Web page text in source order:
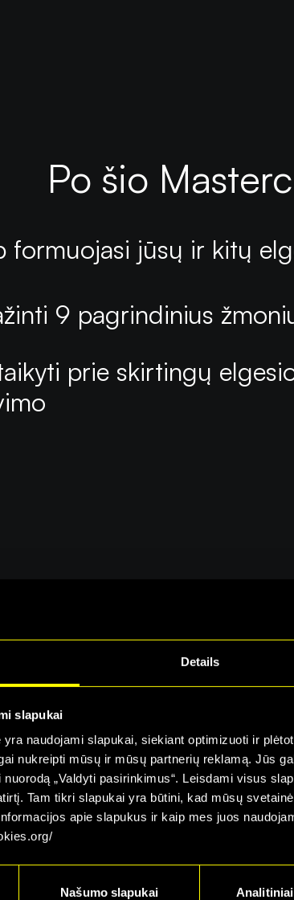
Details
slapukai
naudojami slapukai, siekiant optimizuoti ir
nukreipti mūsų ir mūsų partnerių reklamą. Jūs
„Valdyti pasirinkimus“. Leisdami visus
Tam tikri slapukai yra būtini, kad mūsų
apie slapukus ir kaip mes juos
Našumo slapukai
Po šio
formuojasi jūsų ir kitų
9 pagrindinius
prie skirtingų
Alma Master
Atšauk bet kada!
Narystė 59€
29€